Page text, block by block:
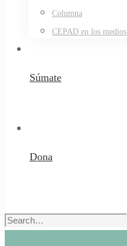
Columna
CEPAD en los medios
Súmate
Dona
Search